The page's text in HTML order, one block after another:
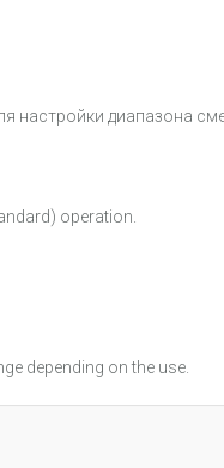
настройки диапазона
operation.
depending on the use.